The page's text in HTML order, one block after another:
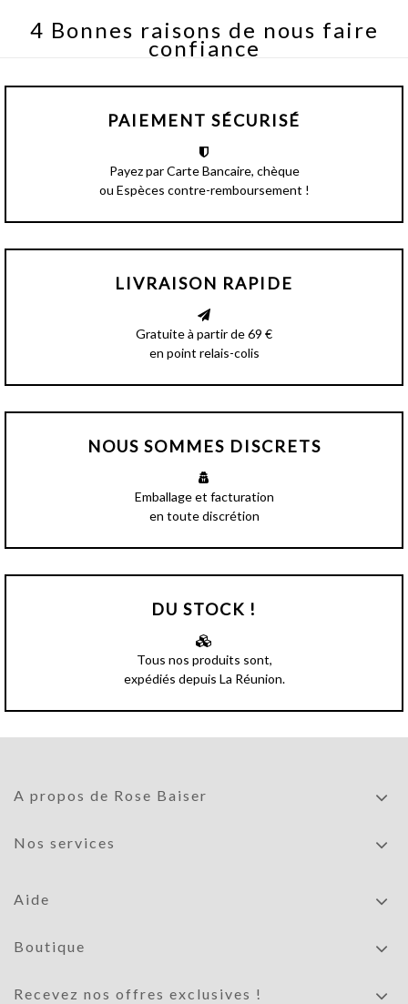
4 Bonnes raisons de nous faire
confiance
PAIEMENT SÉCURISÉ
Payez par Carte Bancaire, chèque
ou Espèces contre-remboursement !
LIVRAISON RAPIDE
Gratuite à partir de 69 €
en point relais-colis
NOUS SOMMES DISCRETS
Emballage et facturation
en toute discrétion
DU STOCK !
Tous nos produits sont,
expédiés depuis La Réunion.
A propos de Rose Baiser
Nos services
Aide
Boutique
Recevez nos offres exclusives !